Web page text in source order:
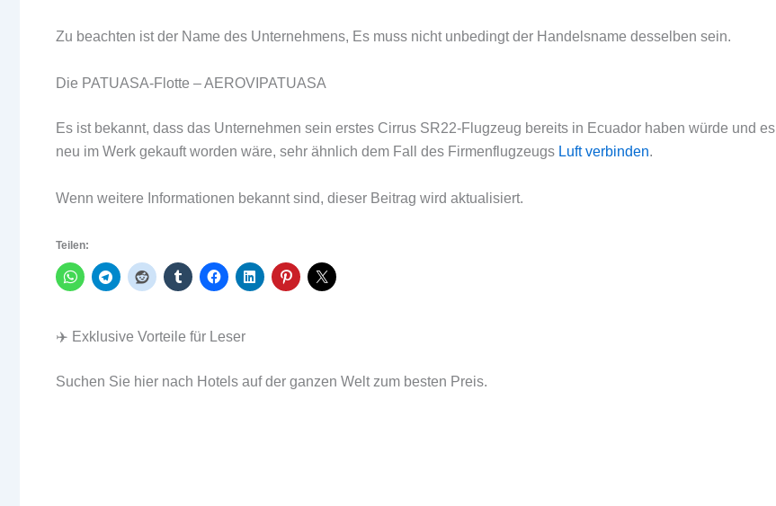
Zu beachten ist der Name des Unternehmens, Es muss nicht unbedingt der Handelsname desselben sein.
Die PATUASA-Flotte – AEROVIPATUASA
Es ist bekannt, dass das Unternehmen sein erstes Cirrus SR22-Flugzeug bereits in Ecuador haben würde und es
neu im Werk gekauft worden wäre, sehr ähnlich dem Fall des Firmenflugzeugs Luft verbinden.
Wenn weitere Informationen bekannt sind, dieser Beitrag wird aktualisiert.
Teilen:
✈️ Exklusive Vorteile für Leser
Suchen Sie hier nach Hotels auf der ganzen Welt zum besten Preis.